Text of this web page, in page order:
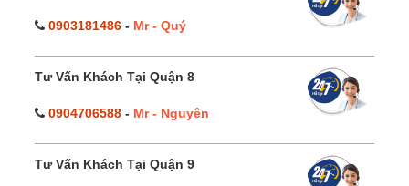
0903181486 - Mr - Quý
Tư Vấn Khách Tại Quận 8
0904706588 - Mr - Nguyên
Tư Vấn Khách Tại Quận 9